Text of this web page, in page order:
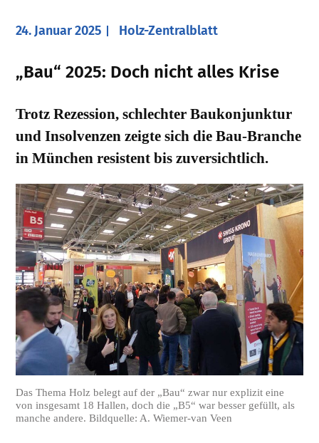
24. Januar 2025 Holz-Zentralblatt
„Bau“ 2025: Doch nicht alles Krise
Trotz Rezession, schlechter Baukonjunktur
und Insolvenzen zeigte sich die Bau-Branche
in München resistent bis zuversichtlich.
Das Thema Holz belegt auf der „Bau“ zwar nur explizit eine
von insgesamt 18 Hallen, doch die „B5“ war besser gefüllt, als
manche andere. Bildquelle: A. Wiemer-van Veen